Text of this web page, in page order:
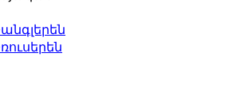
անգլերեն